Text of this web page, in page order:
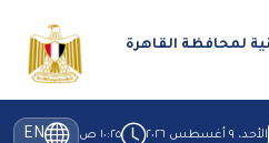
لمحافظة القاهرة
الأحد، ٩ أغسطس ٢٠٢٦ ١٠:٢٥ ص EN